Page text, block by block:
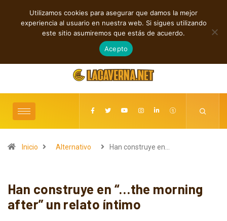
TENDENCIAS
Rock, folk e indie: cuatro estrenos independientes por descubrir
agosto 7, 2026
Inicio Alternativo Han construye en…
Han construye en “…the morning
after” un relato íntimo
Utilizamos cookies para asegurar que damos la mejor
experiencia al usuario en nuestra web. Si sigues utilizando
este sitio asumiremos que estás de acuerdo.
Acepto